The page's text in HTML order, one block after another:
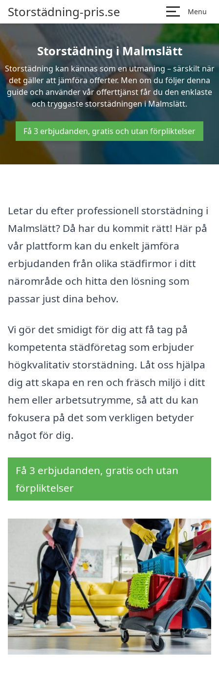
Storstädning-pris.se Menu
Storstädning i Malmslätt
Storstädning kan kännas som en utmaning – särskilt när
det gäller att jämföra offerter. Men om du följer denna
guide och använder vår offerttjänst får du den enklaste
och tryggaste storstädningen i Malmslätt.
Få 3 erbjudanden, gratis och utan förpliktelser
Letar du efter professionell storstädning i
Malmslätt? Då har du kommit rätt! Här på
vår plattform kan du enkelt jämföra
erbjudanden från olika städfirmor i ditt
närområde och hitta den lösning som
passar just dina behov.
Vi gör det smidigt för dig att få tag på
kompetenta städföretag som erbjuder
högkvalitativ storstädning. Låt oss hjälpa
dig att skapa en ren och fräsch miljö i ditt
hem eller arbetsutrymme, så att du kan
fokusera på det som verkligen betyder
något för dig.
Få 3 erbjudanden, gratis och utan
förpliktelser